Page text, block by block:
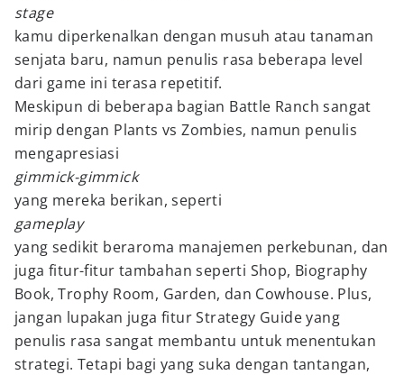
stage
kamu diperkenalkan dengan musuh atau tanaman
senjata baru, namun penulis rasa beberapa level
dari game ini terasa repetitif.
Meskipun di beberapa bagian Battle Ranch sangat
mirip dengan Plants vs Zombies, namun penulis
mengapresiasi
gimmick-gimmick
yang mereka berikan, seperti
gameplay
yang sedikit beraroma manajemen perkebunan, dan
juga fitur-fitur tambahan seperti Shop, Biography
Book, Trophy Room, Garden, dan Cowhouse. Plus,
jangan lupakan juga fitur Strategy Guide yang
penulis rasa sangat membantu untuk menentukan
strategi. Tetapi bagi yang suka dengan tantangan,